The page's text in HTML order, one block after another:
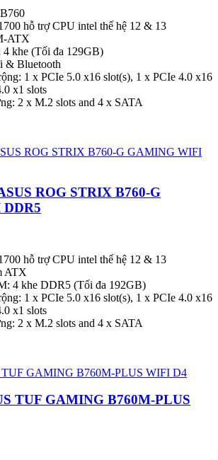
hỗ trợ CPU intel thế hệ 12 & 13
ATX
khe (Tối đa 129GB)
& Bluetooth
1 x PCIe 5.0 x16 slot(s), 1 x PCIe 4.0 x16
x1 slots
2 x M.2 slots and 4 x SATA
ROG STRIX B760-G
hỗ trợ CPU intel thế hệ 12 & 13
ATX
4 khe DDR5 (Tối đa 192GB)
1 x PCIe 5.0 x16 slot(s), 1 x PCIe 4.0 x16
x1 slots
2 x M.2 slots and 4 x SATA
TUF GAMING B760M-PLUS